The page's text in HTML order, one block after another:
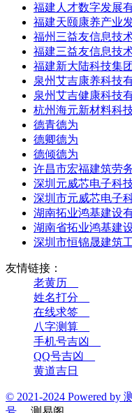
福建人才数字发展
福建天颐康养产业
福州三益友信息技
福建三益友信息技
福建新大陆科技集
泉州艾吉康养科技
泉州艾吉健康科技
杭州海元新材料科
德青德为
德卿德为
德倾德为
许昌市宏福建筑劳
深圳元威芯电子科
深圳市元威芯电子
湖南拓业鸿基建设
湖南省拓业鸿基建
深圳市恒锦晟建筑
友情链接：
老黄历__
姓名打分__
在线求签__
八字测算__
手机号吉凶__
QQ号吉凶__
黄道吉日
© 2021-2024 Powered by